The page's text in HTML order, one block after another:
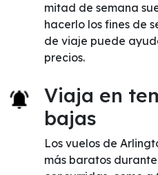
mitad de semana
hacerlo los fines de
de viaje puede
precios.
Viaja en
bajas
Los vuelos de
más baratos